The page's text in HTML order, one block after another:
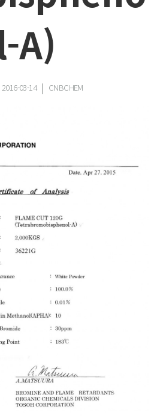
A)
2016-03-14 CNBCHEM